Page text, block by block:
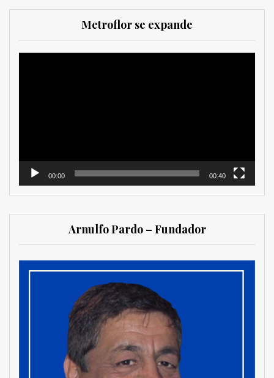
Metroflor se expande
00:00 00:40
Arnulfo Pardo – Fundador